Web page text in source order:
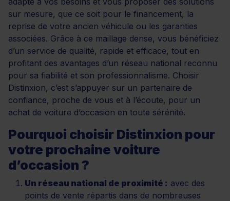
sur mesure, que ce soit pour le financement, la
reprise de votre ancien véhicule ou les garanties
associées. Grâce à ce maillage dense, vous bénéficiez
d’un service de qualité, rapide et efficace, tout en
profitant des avantages d’un réseau national reconnu
pour sa fiabilité et son professionnalisme. Choisir
Distinxion, c’est s’appuyer sur un partenaire de
confiance, proche de vous et à l’écoute, pour un
achat de voiture d’occasion en toute sérénité.
Pourquoi choisir Distinxion pour
votre prochaine voiture
d’occasion ?
Un réseau national de proximité : avec des
points de vente répartis dans de nombreuses